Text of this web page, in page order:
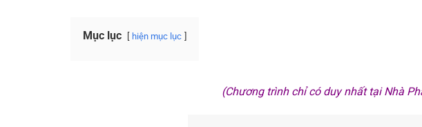
Mục lục hiện mục lục
(Chương trình chỉ có duy nhất tại Nhà